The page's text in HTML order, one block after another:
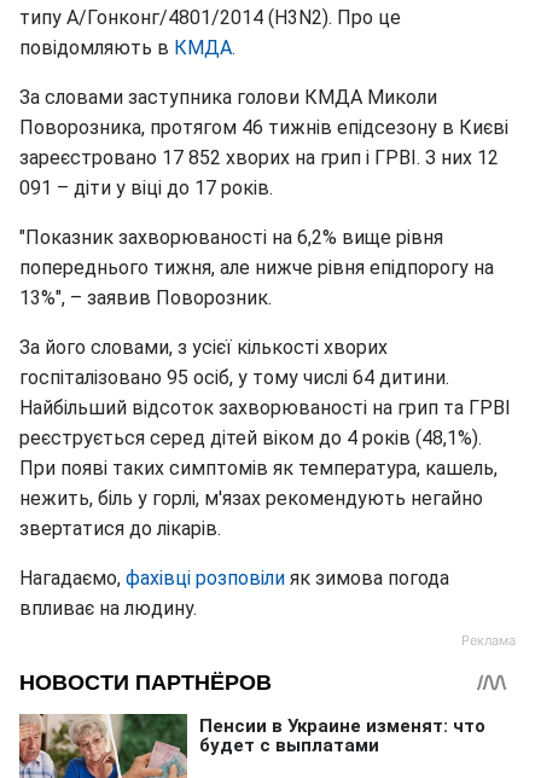
типу А/Гонконг/4801/2014 (Н3N2). Про це
повідомляють в КМДА.
За словами заступника голови КМДА Миколи
Поворозника, протягом 46 тижнів епідсезону в Києві
зареєстровано 17 852 хворих на грип і ГРВІ. З них 12
091 – діти у віці до 17 років.
"Показник захворюваності на 6,2% вище рівня
попереднього тижня, але нижче рівня епідпорогу на
13%", – заявив Поворозник.
За його словами, з усієї кількості хворих
госпіталізовано 95 осіб, у тому числі 64 дитини.
Найбільший відсоток захворюваності на грип та ГРВІ
реєструється серед дітей віком до 4 років (48,1%).
При появі таких симптомів як температура, кашель,
нежить, біль у горлі, м'язах рекомендують негайно
звертатися до лікарів.
Нагадаємо, фахівці розповіли як зимова погода
впливає на людину.